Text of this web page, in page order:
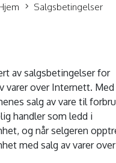
Salgsbetingelser
av salgsbetingelser for
varer over Internett. Med
salg av vare til
handler som ledd i
og når selgeren
med salg av varer